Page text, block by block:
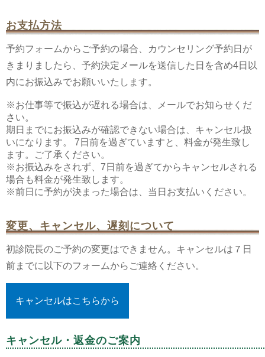
お支払方法
予約フォームからご予約の場合、カウンセリング予約日が
きまりましたら、予約決定メールを送信した日を含め4日以
内にお振込みでお願いいたします。
※お仕事等で振込が遅れる場合は、メールでお知らせくだ
さい。
期日までにお振込みが確認できない場合は、キャンセル扱
いになります。 7日前を過ぎていますと、料金が発生致し
ます。ご了承ください。
※お振込みをされず、7日前を過ぎてからキャンセルされる
場合も料金が発生致します。
※前日に予約が決まった場合は、当日お支払いください。
変更、キャンセル、遅刻について
初診院長のご予約の変更はできません。キャンセルは７日
前までに以下のフォームからご連絡ください。
キャンセルはこちらから
キャンセル・返金のご案内